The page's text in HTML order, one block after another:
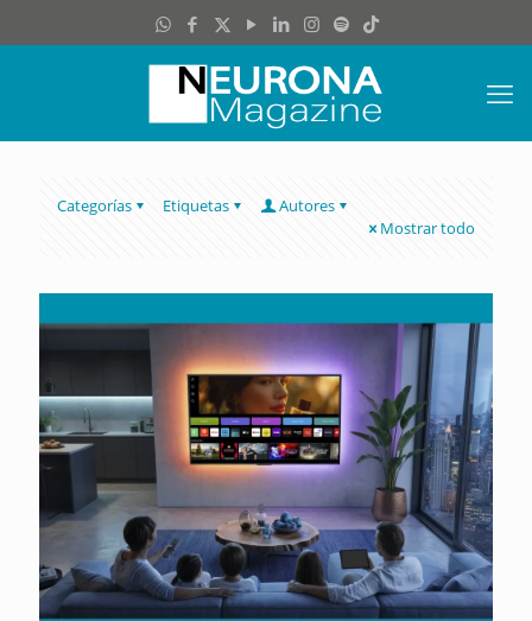
Categorías Etiquetas
Autores
Mostrar todo